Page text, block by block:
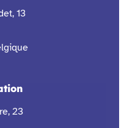
13
23